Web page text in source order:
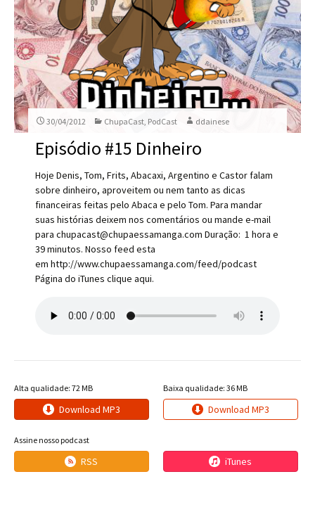
30/04/2012 ChupaCast, PodCast ddainese
Episódio #15 Dinheiro
Hoje Denis, Tom, Frits, Abacaxi, Argentino e Castor falam
sobre dinheiro, aproveitem ou nem tanto as dicas
financeiras feitas pelo Abaca e pelo Tom. Para mandar
suas histórias deixem nos comentários ou mande e-mail
para chupacast@chupaessamanga.com Duração: 1 hora e
39 minutos. Nosso feed esta
em http://www.chupaessamanga.com/feed/podcast
Página do iTunes clique aqui.
Alta qualidade: 72 MB
Download MP3
Baixa qualidade: 36 MB
Download MP3
Assine nosso podcast
RSS iTunes